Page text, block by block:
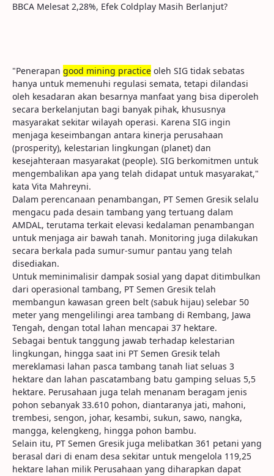
BBCA Melesat 2,28%, Efek Coldplay Masih Berlanjut?
"Penerapan good mining practice oleh SIG tidak sebatas
hanya untuk memenuhi regulasi semata, tetapi dilandasi
oleh kesadaran akan besarnya manfaat yang bisa diperoleh
secara berkelanjutan bagi banyak pihak, khususnya
masyarakat sekitar wilayah operasi. Karena SIG ingin
menjaga keseimbangan antara kinerja perusahaan
(prosperity), kelestarian lingkungan (planet) dan
kesejahteraan masyarakat (people). SIG berkomitmen untuk
mengembalikan apa yang telah didapat untuk masyarakat,"
kata Vita Mahreyni.
Dalam perencanaan penambangan, PT Semen Gresik selalu
mengacu pada desain tambang yang tertuang dalam
AMDAL, terutama terkait elevasi kedalaman penambangan
untuk menjaga air bawah tanah. Monitoring juga dilakukan
secara berkala pada sumur-sumur pantau yang telah
disediakan.
Untuk meminimalisir dampak sosial yang dapat ditimbulkan
dari operasional tambang, PT Semen Gresik telah
membangun kawasan green belt (sabuk hijau) selebar 50
meter yang mengelilingi area tambang di Rembang, Jawa
Tengah, dengan total lahan mencapai 37 hektare.
Sebagai bentuk tanggung jawab terhadap kelestarian
lingkungan, hingga saat ini PT Semen Gresik telah
mereklamasi lahan pasca tambang tanah liat seluas 3
hektare dan lahan pascatambang batu gamping seluas 5,5
hektare. Perusahaan juga telah menanam beragam jenis
pohon sebanyak 33.610 pohon, diantaranya jati, mahoni,
trembesi, sengon, johar, kesambi, sukun, sawo, nangka,
mangga, kelengkeng, hingga pohon bambu.
Selain itu, PT Semen Gresik juga melibatkan 361 petani yang
berasal dari di enam desa sekitar untuk mengelola 119,25
hektare lahan milik Perusahaan yang diharapkan dapat